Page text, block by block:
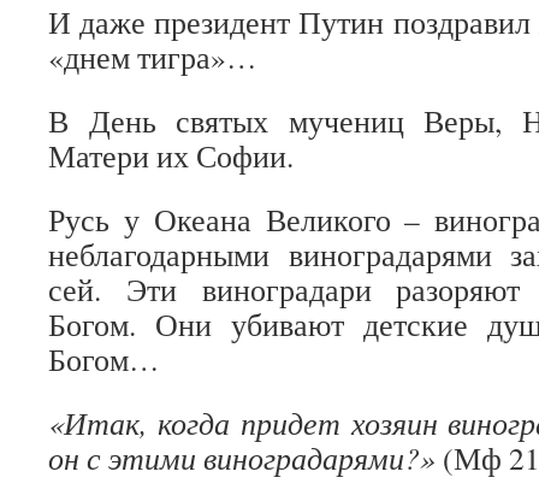
И даже президент Путин
«днем тигра»…
В День святых мучениц Веры,
Матери их Софии.
Русь у Океана Великого –
неблагодарными виноградарями
сей. Эти виноградари разоряют
Богом. Они убивают детские
Богом…
«Итак, когда придет хозяин
он с этими виноградарями?» (Мф